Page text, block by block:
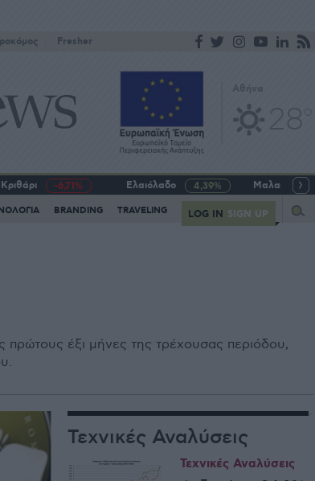
Fresher
Κριθάρι -6,71% Ελαιόλαδο 4,39% Μαλακό
BRANDING TRAVELING LOG IN SIGN UP
έξι μήνες της τρέχουσας περιόδου,
Τεχνικές Αναλύσεις
Τεχνικές Αναλύσεις